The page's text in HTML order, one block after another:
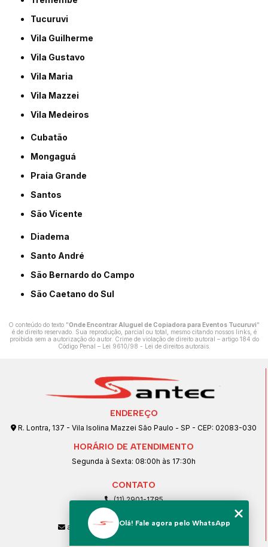
Tucuruvi
Vila Guilherme
Vila Gustavo
Vila Maria
Vila Mazzei
Vila Medeiros
Cubatão
Mongaguá
Praia Grande
Santos
São Vicente
Diadema
Santo André
São Bernardo do Campo
São Caetano do Sul
O conteúdo do texto "Onde Encontrar Aluguel de Copiadora para Eventos Tucuruvi"
é de direito reservado. Sua reprodução, parcial ou total, mesmo citando nossos links, é
proibida sem a autorização do autor. Crime de violação de direito autoral – artigo 184 do
Código Penal – Lei 9610/98 - Lei de direitos autorais.
ENDEREÇO
R. Lontra, 137 - Vila Isolina Mazzei São Paulo - SP - CEP: 02083-030
HORÁRIO DE ATENDIMENTO
Segunda à Sexta: 08:00h às 17:30h
CONTATO
(11) 2901-1785
(11) 99239-1832
atendimento@santeccopiadoras.com.br
Olá! Fale agora pelo WhatsApp